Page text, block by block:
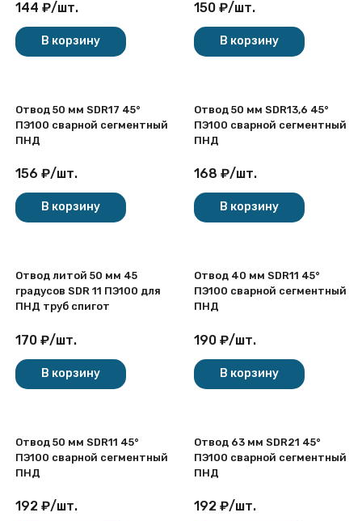
144 ₽/шт.
В корзину
150 ₽/шт.
В корзину
Отвод 50 мм SDR17 45°
ПЭ100 сварной сегментный
ПНД
156 ₽/шт.
В корзину
Отвод 50 мм SDR13,6 45°
ПЭ100 сварной сегментный
ПНД
168 ₽/шт.
В корзину
Отвод литой 50 мм 45
градусов SDR 11 ПЭ100 для
ПНД труб спигот
170 ₽/шт.
В корзину
Отвод 40 мм SDR11 45°
ПЭ100 сварной сегментный
ПНД
190 ₽/шт.
В корзину
Отвод 50 мм SDR11 45°
ПЭ100 сварной сегментный
ПНД
192 ₽/шт.
Отвод 63 мм SDR21 45°
ПЭ100 сварной сегментный
ПНД
192 ₽/шт.